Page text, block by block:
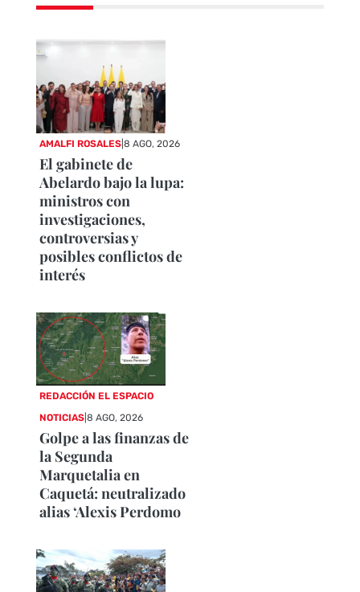
AMALFI ROSALES |8 AGO, 2026
El gabinete de
Abelardo bajo la lupa:
ministros con
investigaciones,
controversias y
posibles conflictos de
interés
REDACCIÓN EL ESPACIO
NOTICIAS |8 AGO, 2026
Golpe a las finanzas de
la Segunda
Marquetalia en
Caquetá: neutralizado
alias ‘Alexis Perdomo